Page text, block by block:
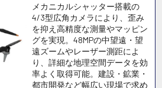
メカニカルシャッター搭載の
4/3型広角カメラにより、歪み
を抑え高精度な測量やマッピン
グを実現。48MPの中望遠・望
遠ズームやレーザー測距によ
り、詳細な地理空間データを効
率よく取得可能。建設・鉱業・
都市開発など幅広い現場で求め